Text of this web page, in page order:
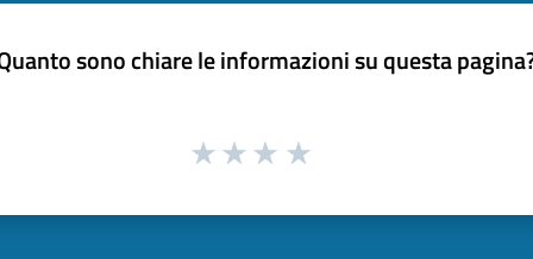
sono chiare le informazioni su questa